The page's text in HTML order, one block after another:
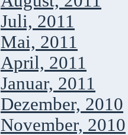
Juli, 2011
Mai, 2011
April, 2011
Januar, 2011
Dezember, 2010
November, 2010